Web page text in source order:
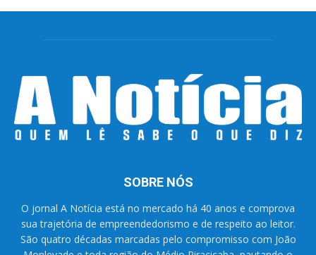
SOBRE NÓS
O jornal A Notícia está no mercado há 40 anos e comprova
sua trajetória de empreendedorismo e de respeito ao leitor.
São quatro décadas marcadas pelo compromisso com João